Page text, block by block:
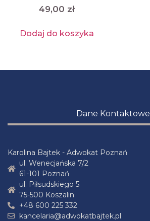
49,00 zł
Dodaj do koszyka
Dane Kontaktowe
Karolina Bajtek - Adwokat Poznań
ul. Wenecjańska 7/2
61-101 Poznań
ul. Piłsudskiego 5
75-500 Koszalin
+48 600 225 332
kancelaria@adwokatbajtek.pl